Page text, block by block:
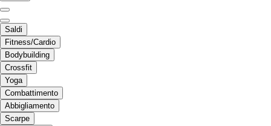
Saldi
Fitness/Cardio
Bodybuilding
Crossfit
Yoga
Combattimento
Abbigliamento
Scarpe